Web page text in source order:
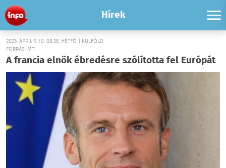
Hírek
2023. ÁPRILIS 10. 08:25, HÉTFŐ | KÜLFÖLD
FORRÁS: MTI
A francia elnök ébredésre szólította fel Európát